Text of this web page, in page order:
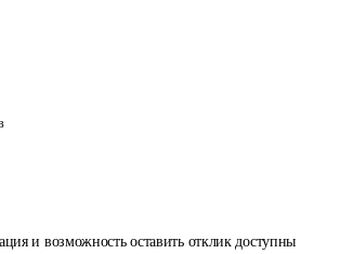
и возможность оставить отклик доступны